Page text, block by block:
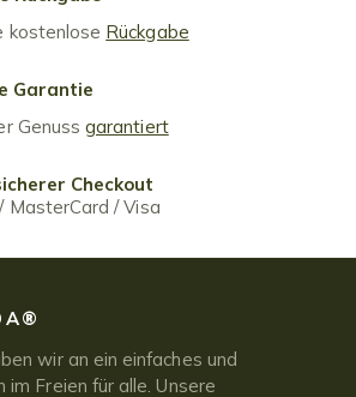
kostenlose Rückgabe
Garantie
Genussgarantiert
Checkout
MasterCard / Visa
wir an ein einfaches und
Freien für alle. Unsere